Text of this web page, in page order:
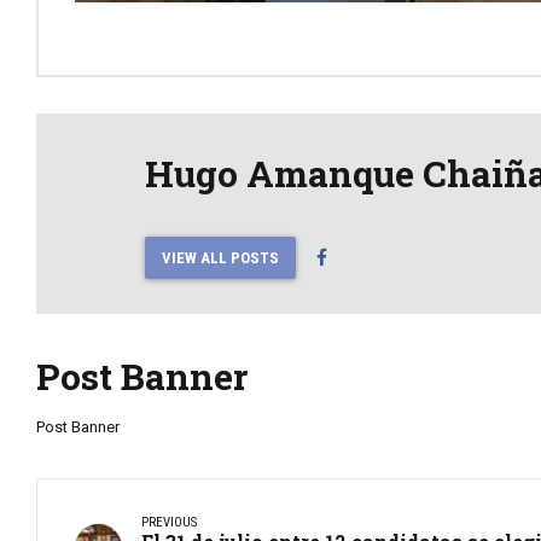
Hugo Amanque
VIEW ALL POSTS
Post Banner
Post Banner
PREVIOUS